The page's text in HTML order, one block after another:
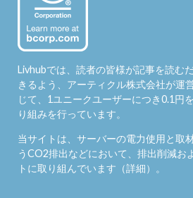
Livhubでは、読者の皆様が記事を読む
きるよう、アーティクル株式会社が運
じて、1ユニークユーザーにつき0.1円
り組みを行っています。
当サイトは、サーバーの電力使用と取
うCO2排出などにおいて、排出削減お
トに取り組んでいます（詳細）。